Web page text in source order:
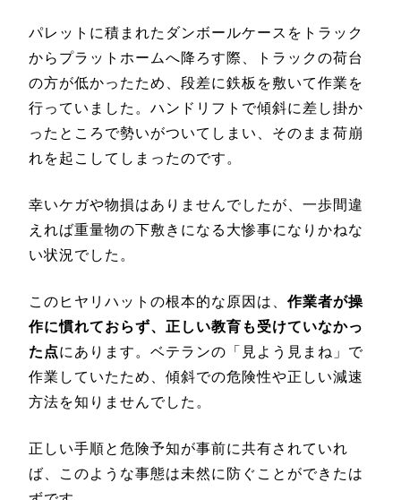
パレットに積まれたダンボールケースをトラック
からプラットホームへ降ろす際、トラックの荷台
の方が低かったため、段差に鉄板を敷いて作業を
行っていました。ハンドリフトで傾斜に差し掛か
ったところで勢いがついてしまい、そのまま荷崩
れを起こしてしまったのです。
幸いケガや物損はありませんでしたが、一歩間違
えれば重量物の下敷きになる大惨事になりかねな
い状況でした。
このヒヤリハットの根本的な原因は、 作業者が操
作に慣れておらず、正しい教育も受けていなかっ
た点にあります。ベテランの「見よう見まね」で
作業していたため、傾斜での危険性や正しい減速
方法を知りませんでした。
正しい手順と危険予知が事前に共有されていれ
ば、このような事態は未然に防ぐことができたは